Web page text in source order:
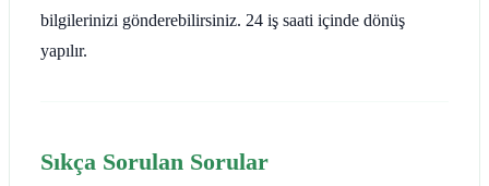
bilgilerinizi gönderebilirsiniz. 24 iş saati içinde dönüş
yapılır.
Sıkça Sorulan Sorular